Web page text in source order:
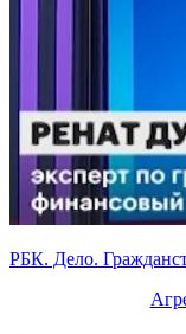
РБК. Дело.